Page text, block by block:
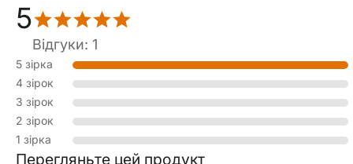
5
Відгуки: 1
5 зірка
4 зірок
3 зірок
2 зірок
1 зірка
Перегляньте цей продукт